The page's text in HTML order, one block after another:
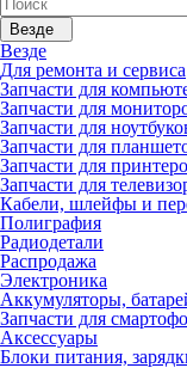
Везде
Везде
Для ремонта и сервиса
Запчасти для
Запчасти для
Запчасти для
Запчасти для
Запчасти для
Запчасти для
Кабели, шлейфы и
Полиграфия
Радиодетали
Распродажа
Электроника
Аккумуляторы,
Запчасти для
Аксессуары
Блоки питания,